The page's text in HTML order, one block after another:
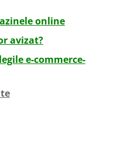
online
avizat?
e-commerce-